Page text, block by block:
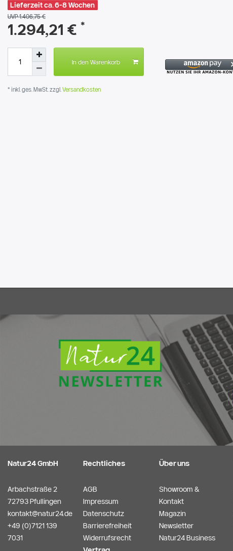
Lieferzeit ca. 6-8 Wochen
UVP 1.406,75 €
1.294,21 € *
In den Warenkorb
* inkl. ges. MwSt. zzgl. Versandkosten
Natur24 GmbH
Arbachstraße 2
72793 Pfullingen
kontakt@natur24.de
+49 (0)7121 139
7031
Rechtliches
AGB
Impressum
Datenschutz
Barrierefreiheit
Widerrufsrecht
Über uns
Showroom &
Kontakt
Magazin
Newsletter
Natur24 Business